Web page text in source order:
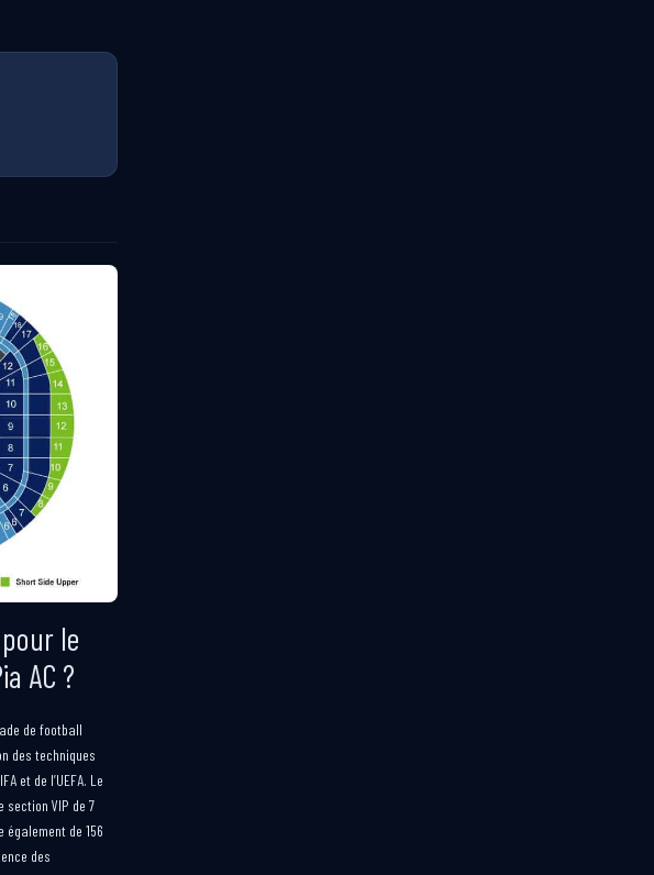
le
AC ?
de football
des techniques
et de l’UEFA. Le
section VIP de 7
de 156
des